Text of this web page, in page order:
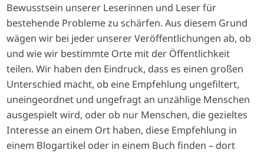
Bewusstsein unserer Leserinnen und Leser für
bestehende Probleme zu schärfen. Aus diesem Grund
wägen wir bei jeder unserer Veröffentlichungen ab, ob
und wie wir bestimmte Orte mit der Öffentlichkeit
teilen. Wir haben den Eindruck, dass es einen großen
Unterschied macht, ob eine Empfehlung ungefiltert,
uneingeordnet und ungefragt an unzählige Menschen
ausgespielt wird, oder ob nur Menschen, die gezieltes
Interesse an einem Ort haben, diese Empfehlung in
einem Blogartikel oder in einem Buch finden – dort